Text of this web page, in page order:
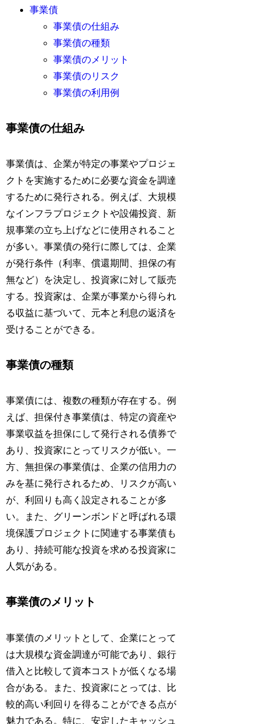
事業債
事業債の仕組み
事業債の種類
事業債のメリット
事業債のリスク
事業債の利用例
事業債の仕組み
事業債は、企業が特定の事業やプロジェ
クトを実施するために必要な資金を調達
するために発行される。例えば、大規模
なインフラプロジェクトや設備投資、新
規事業の立ち上げなどに使用されること
が多い。事業債の発行に際しては、企業
が発行条件（利率、償還期間、担保の有
無など）を決定し、投資家に対して販売
する。投資家は、企業が事業から得られ
る収益に基づいて、元本と利息の返済を
受けることができる。
事業債の種類
事業債には、複数の種類が存在する。例
えば、担保付き事業債は、特定の資産や
事業収益を担保にして発行される債券で
あり、投資家にとってリスクが低い。一
方、無担保の事業債は、企業の信用力の
みを基に発行されるため、リスクが高い
が、利回りも高く設定されることが多
い。また、グリーンボンドと呼ばれる環
境保護プロジェクトに関連する事業債も
あり、持続可能な投資を求める投資家に
人気がある。
事業債のメリット
事業債のメリットとして、企業にとって
は大規模な資金調達が可能であり、銀行
借入と比較して資本コストが低くなる場
合がある。また、投資家にとっては、比
較的高い利回りを得ることができる点が
魅力である。特に、安定したキャッシュ